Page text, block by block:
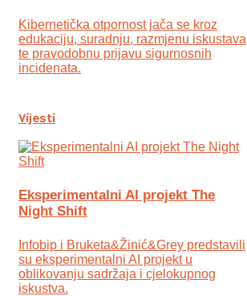
Kibernetička otpornost jača se kroz
edukaciju, suradnju, razmjenu iskustava
te pravodobnu prijavu sigurnosnih
incidenata.
Vijesti
Eksperimentalni AI projekt The
Night Shift
Infobip i Bruketa&Žinić&Grey predstavili
su eksperimentalni AI projekt u
oblikovanju sadržaja i cjelokupnog
iskustva.